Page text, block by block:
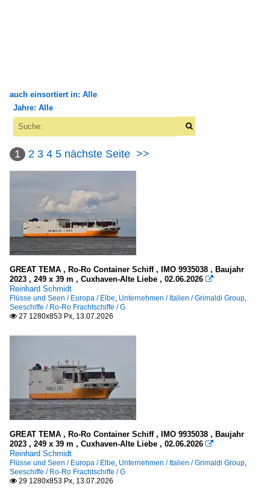
auch einsortiert in: Alle
Alle Kategorien
Flüsse und Seen
Seehäfen
Deutschland
Hamburg
Lübeck und Travemünde
Rostock-Warnemünde
Malta
Valletta
Schweden
Malmö
Spanien
Barcelona
Seeschiffe
Jahre: Alle
2009
2010
2010
2011
2012
2013
2014
2015
2017
2018
2019
2020
2020
2021
1 2 3 4 5 nächste Seite >>
GREAT TEMA , Ro-Ro Container Schiff , IMO 9935038 , Baujahr
2023 , 249 x 39 m , Cuxhaven-Alte Liebe , 02.06.2026 
Reinhard Schmidt
Flüsse und Seen / Europa / Elbe, Unternehmen / Italien / Grimaldi Group,
Seeschiffe / Ro-Ro Frachtschiffe / G
 27 1280x853 Px, 13.07.2026
GREAT TEMA , Ro-Ro Container Schiff , IMO 9935038 , Baujahr
2023 , 249 x 39 m , Cuxhaven-Alte Liebe , 02.06.2026 
Reinhard Schmidt
Flüsse und Seen / Europa / Elbe, Unternehmen / Italien / Grimaldi Group,
Seeschiffe / Ro-Ro Frachtschiffe / G
 29 1280x853 Px, 13.07.2026